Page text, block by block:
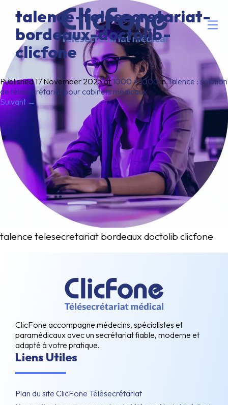
talence-telesecretariat-
bordeaux-doctolib-
clicfone
Published17 November 2025at1000 × 1000inTalence : solution
de télésecrétariat pour cabinets médicaux.
Suivant →
talence telesecretariat bordeaux doctolib clicfone
ClicFone accompagne médecins, spécialistes et
paramédicaux avec un secrétariat fiable, moderne et
adapté à votre pratique.
Liens Utiles
Plan du site ClicFone Télésecrétariat